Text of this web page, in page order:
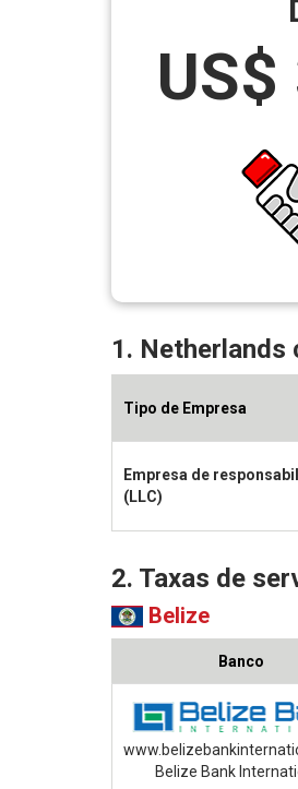
1.
Tipo de Empresa
Empresa de
(LLC)
2. Taxas de
Belize
Banco
Belize Bank